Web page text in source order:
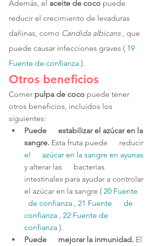
Además, el aceite de coco puede
reducir el crecimiento de levaduras
dañinas, como Candida albicans
, que
puede causar infecciones graves ( 19
Fuente de confianza ).
Otros beneficios
Comer pulpa de coco puede tener
otros beneficios, incluidos los
siguientes:
Puede      estabilizar el azúcar en la
sangre. Esta fruta puede      reducir
el      azúcar en la sangre en ayunas
y alterar las      bacterias
intestinales para ayudar a controlar
el azúcar en la sangre ( 20 Fuente
  de confianza
21 Fuente      de
confianza
22 Fuente de
confianza ).
Puede      mejorar la inmunidad. El